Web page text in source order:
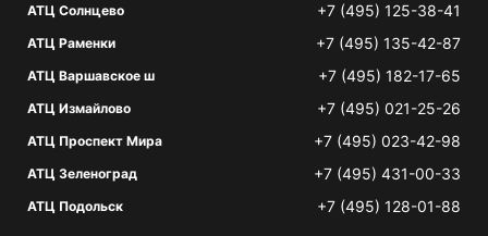
АТЦ Солнцево +7 (495) 125-38-41
АТЦ Раменки +7 (495) 135-42-87
АТЦ Варшавское ш +7 (495) 182-17-65
АТЦ Измайлово +7 (495) 021-25-26
АТЦ Проспект Мира +7 (495) 023-42-98
АТЦ Зеленоград +7 (495) 431-00-33
АТЦ Подольск +7 (495) 128-01-88